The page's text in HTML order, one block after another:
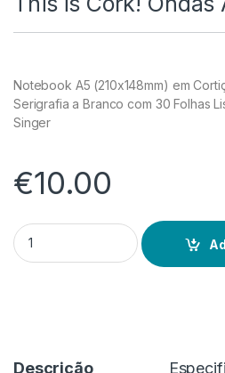
Notebook A5 (210x148mm) em
Serigrafia a Branco com 30 Folhas
Singer
€10.00
Quantidade de This is Cork! Ondas
Descrição